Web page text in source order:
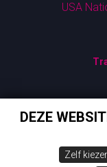
USA
USA: ESTA -
DEZE
Zelf